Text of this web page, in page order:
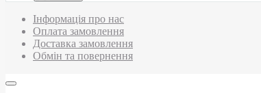
Інформація про нас
Оплата замовлення
Доставка замовлення
Обмін та повернення